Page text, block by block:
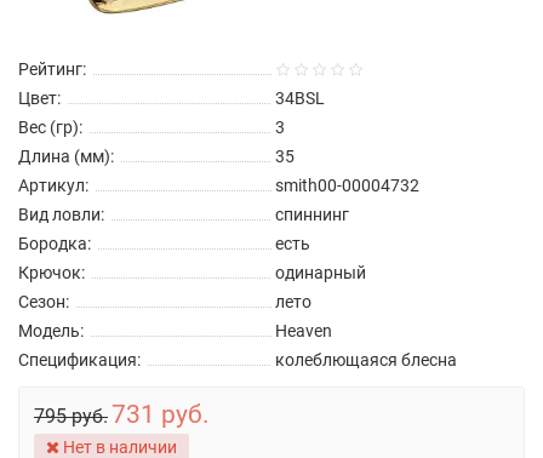
Рейтинг:
Цвет:
34BSL
Вес (гр):
3
Длина (мм):
35
Артикул:
smith00-00004732
Вид ловли:
спиннинг
Бородка:
есть
Крючок:
одинарный
Сезон:
лето
Модель:
Heaven
Спецификация:
колеблющаяся блесна
795 руб.731 руб.
Нет в наличии